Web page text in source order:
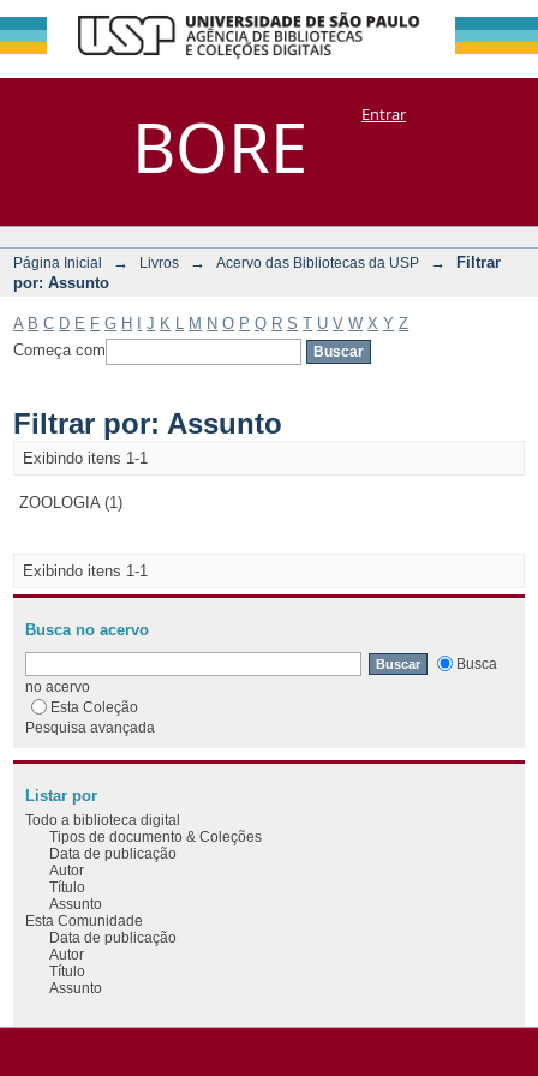
BORE
Filtrar por:
Assunto
DSpace/Manakin + CoriscoEntrar
Página Inicial → Livros → Acervo das Bibliotecas da USP →
Filtrar
por: Assunto
A B C D E F G H J K M N O P Q R S T U V W X Y Z
Começa com
Filtrar por: Assunto
Exibindo itens 1-1
ZOOLOGIA (1)
Exibindo itens 1-1
Busca no acervo
Busca
no acervo
Esta Coleção
Pesquisa avançada
Listar por
Todo a biblioteca digital
Tipos de documento & Coleções
Data de publicação
Autor
Título
Assunto
Esta Comunidade
Data de publicação
Autor
Título
Assunto